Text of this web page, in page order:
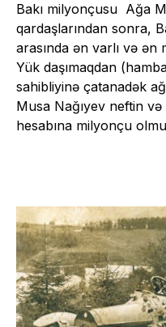
Bakı milyonçusu Ağa
qardaşlarından sonra,
arasında ən varlı və ən
Yük daşımaqdan
sahibliyinə çatanadək
Musa Nağıyev neftin və
hesabına milyonçu